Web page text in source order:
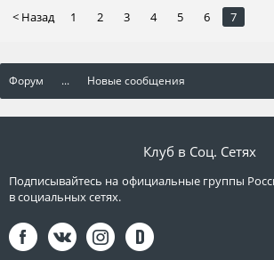
< Назад 1 2 3 4 5 6 7
Форум ... Новые сообщения
Клуб в Соц. Сетях
Подписывайтесь на официальные группы
в социальных сетях.